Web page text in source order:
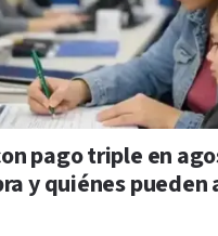
pago triple en
y quiénes pueden